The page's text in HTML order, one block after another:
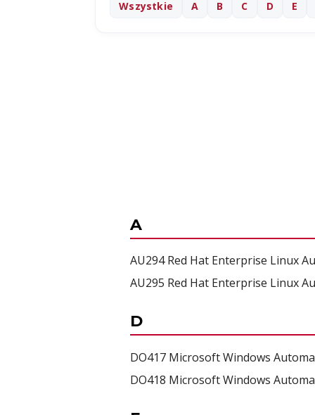
Wszystkie A B C D E
A
AU294 Red Hat Enterprise Linux
AU295 Red Hat Enterprise Linux
D
DO417 Microsoft Windows
DO418 Microsoft Windows